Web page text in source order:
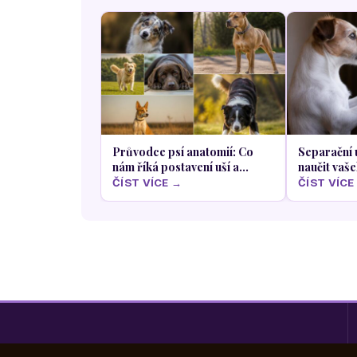
Průvodce psí anatomií: Co
nám říká postavení uší a
pohyb těla o psí náladě
ČÍST VÍCE →
Separační
naučit
samotě
ČÍST